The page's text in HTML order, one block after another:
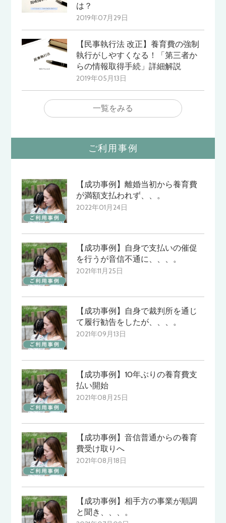
は？
2019年07月29日
【民事執行法 改正】養育費の強制
執行がしやすくなる！「第三者か
らの情報取得手続」詳細解説
2019年05月13日
一覧をみる
ご利用事例
【成功事例】離婚当初から養育費
が満額支払われず、、。
2022年01月24日
【成功事例】自身で支払いの催促
を行うが音信不通に、、、。
2021年11月25日
【成功事例】自身で裁判所を通じ
て履行勧告をしたが、、、。
2021年09月13日
【成功事例】10年ぶりの養育費支
払い開始
2021年08月25日
【成功事例】音信普通からの養育
費受け取りへ
2021年08月18日
【成功事例】相手方の事業が順調
と聞き、、、。